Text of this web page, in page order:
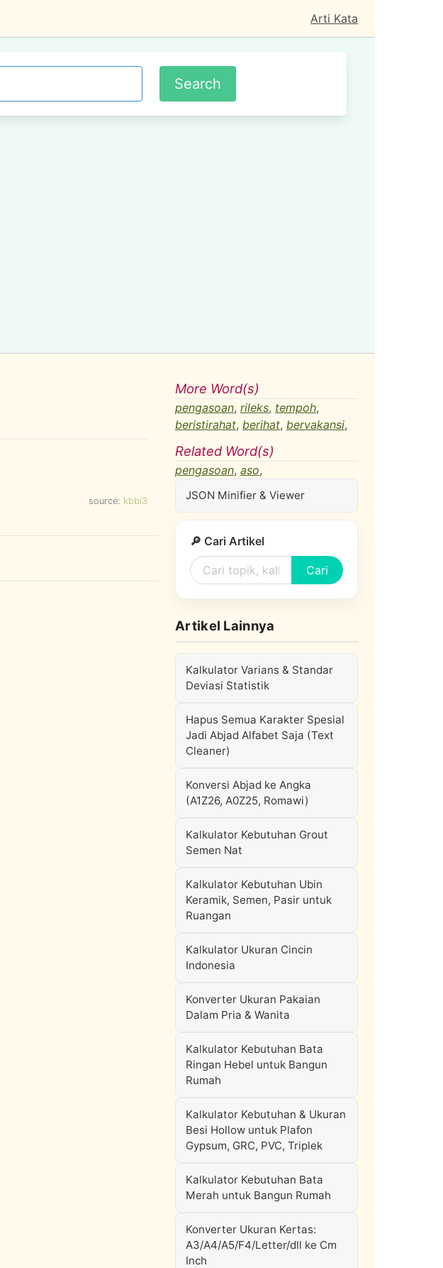
Arti Kata
source: kbbi3
More Word(s)
pengasoan, rileks, tempoh,
beristirahat, berihat, bervakansi,
Related Word(s)
pengasoan, aso,
JSON Minifier & Viewer
🔎 Cari Artikel
Cari
Artikel Lainnya
Kalkulator Varians & Standar
Deviasi Statistik
Hapus Semua Karakter Spesial
Jadi Abjad Alfabet Saja (Text
Cleaner)
Konversi Abjad ke Angka
(A1Z26, A0Z25, Romawi)
Kalkulator Kebutuhan Grout
Semen Nat
Kalkulator Kebutuhan Ubin
Keramik, Semen, Pasir untuk
Ruangan
Kalkulator Ukuran Cincin
Indonesia
Konverter Ukuran Pakaian
Dalam Pria & Wanita
Kalkulator Kebutuhan Bata
Ringan Hebel untuk Bangun
Rumah
Kalkulator Kebutuhan & Ukuran
Besi Hollow untuk Plafon
Gypsum, GRC, PVC, Triplek
Kalkulator Kebutuhan Bata
Merah untuk Bangun Rumah
Konverter Ukuran Kertas:
A3/A4/A5/F4/Letter/dll ke Cm
Inch